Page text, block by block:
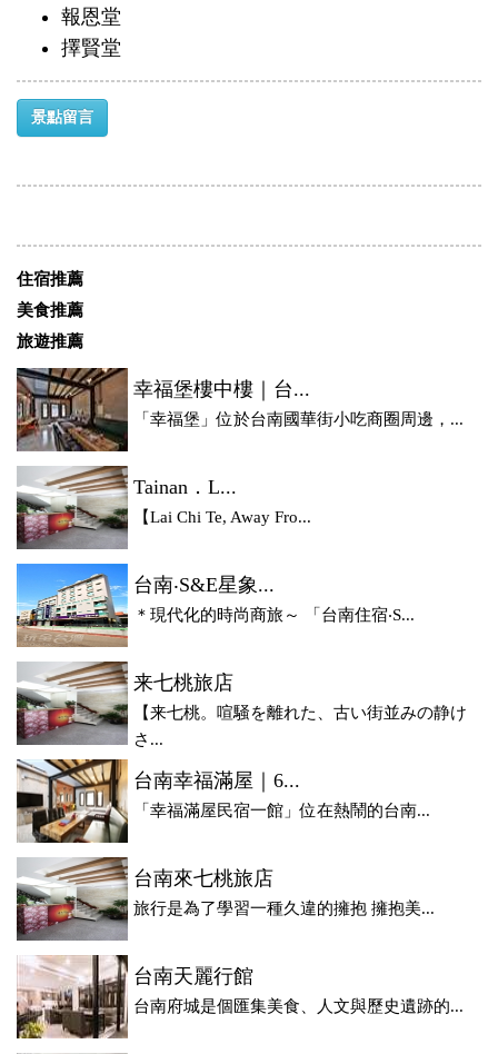
報恩堂
擇賢堂
景點留言
住宿推薦
美食推薦
旅遊推薦
幸福堡樓中樓｜台...
「幸福堡」位於台南國華街小吃商圈周邊，...
Tainan．L...
【Lai Chi Te, Away Fro...
台南‧S&E星象...
＊現代化的時尚商旅～ 「台南住宿‧S...
来七桃旅店
【来七桃。喧騒を離れた、古い街並みの静け
さ...
台南幸福滿屋｜6...
「幸福滿屋民宿一館」位在熱鬧的台南...
台南來七桃旅店
旅行是為了學習一種久違的擁抱 擁抱美...
台南天麗行館
台南府城是個匯集美食、人文與歷史遺跡的...